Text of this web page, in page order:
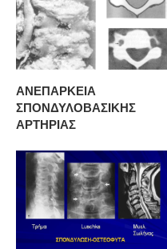
ΑΝΕΠΑΡΚΕΙΑ
ΣΠΟΝΔΥΛΟΒΑΣΙΚΗΣ
ΑΡΤΗΡΙΑΣ